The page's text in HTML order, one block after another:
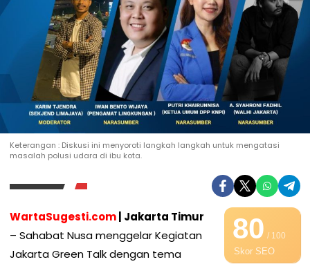
Keterangan : Diskusi ini menyoroti langkah langkah untuk mengatasi
masalah polusi udara di ibu kota.
80/ 100
Skor SEO
WartaSugesti.com | Jakarta Timur
– Sahabat Nusa menggelar Kegiatan
Jakarta Green Talk dengan tema